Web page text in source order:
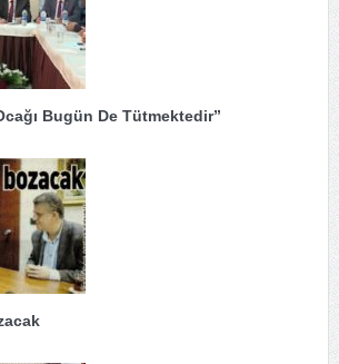
Bugün De Tütmektedir”